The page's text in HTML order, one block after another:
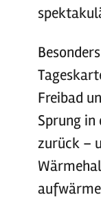
Freibad
Sprung in
zurück –